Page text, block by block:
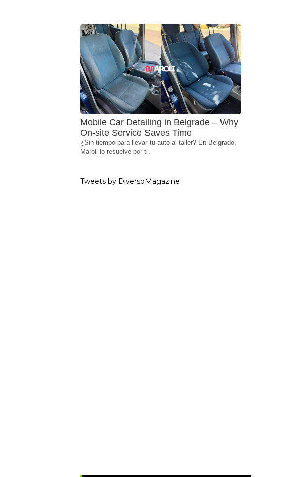
Mobile Car Detailing in Belgrade – Why
On-site Service Saves Time
¿Sin tiempo para llevar tu auto al taller? En Belgrado,
Maroli lo resuelve por ti.
Tweets by DiversoMagazine